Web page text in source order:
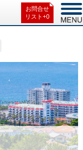
お問合せ
リスト+0